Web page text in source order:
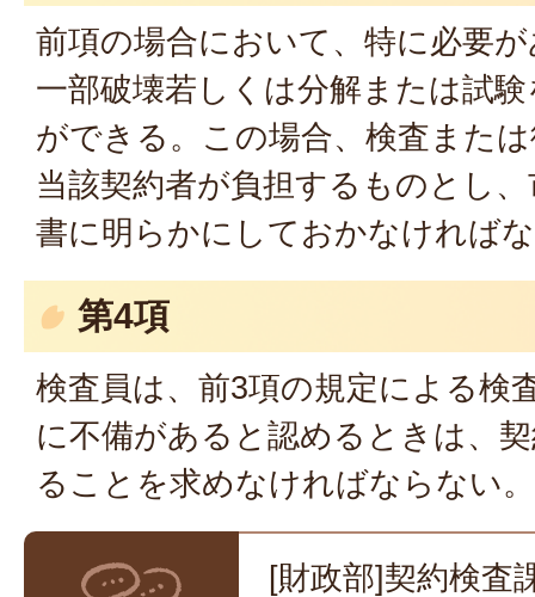
前項の場合において、特に必要
一部破壊若しくは分解または試
ができる。この場合、検査また
当該契約者が負担するものとし
書に明らかにしておかなければ
第4項
検査員は、前3項の規定による検
に不備があると認めるときは、
ることを求めなければならない。
[財政部]契約検査